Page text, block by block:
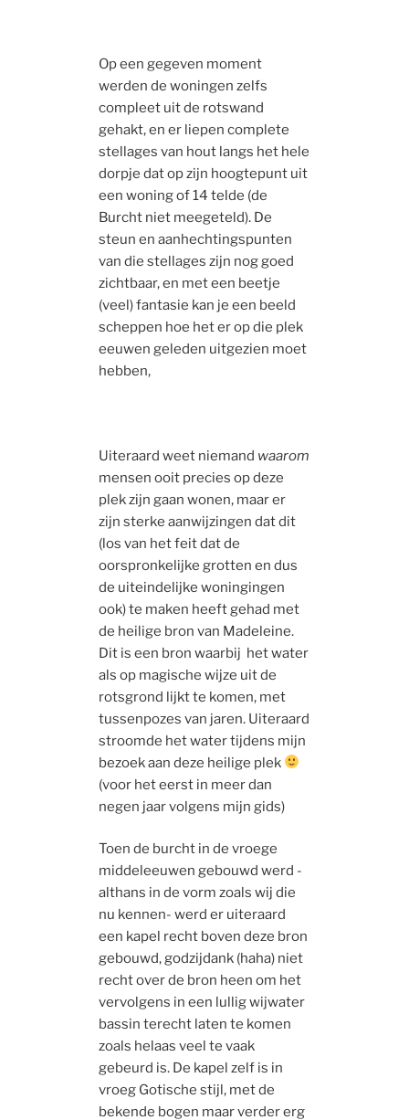
Op een gegeven moment
werden de woningen zelfs
compleet uit de rotswand
gehakt, en er liepen complete
stellages van hout langs het hele
dorpje dat op zijn hoogtepunt uit
een woning of 14 telde (de
Burcht niet meegeteld). De
steun en aanhechtingspunten
van die stellages zijn nog goed
zichtbaar, en met een beetje
(veel) fantasie kan je een beeld
scheppen hoe het er op die plek
eeuwen geleden uitgezien moet
hebben,
Uiteraard weet niemand waarom
mensen ooit precies op deze
plek zijn gaan wonen, maar er
zijn sterke aanwijzingen dat dit
(los van het feit dat de
oorspronkelijke grotten en dus
de uiteindelijke woningingen
ook) te maken heeft gehad met
de heilige bron van Madeleine.
Dit is een bron waarbij het water
als op magische wijze uit de
rotsgrond lijkt te komen, met
tussenpozes van jaren. Uiteraard
stroomde het water tijdens mijn
bezoek aan deze heilige plek
(voor het eerst in meer dan
negen jaar volgens mijn gids)
Toen de burcht in de vroege
middeleeuwen gebouwd werd -
althans in de vorm zoals wij die
nu kennen- werd er uiteraard
een kapel recht boven deze bron
gebouwd, godzijdank (haha) niet
recht over de bron heen om het
vervolgens in een lullig wijwater
bassin terecht laten te komen
zoals helaas veel te vaak
gebeurd is. De kapel zelf is in
vroeg Gotische stijl, met de
bekende bogen maar verder erg